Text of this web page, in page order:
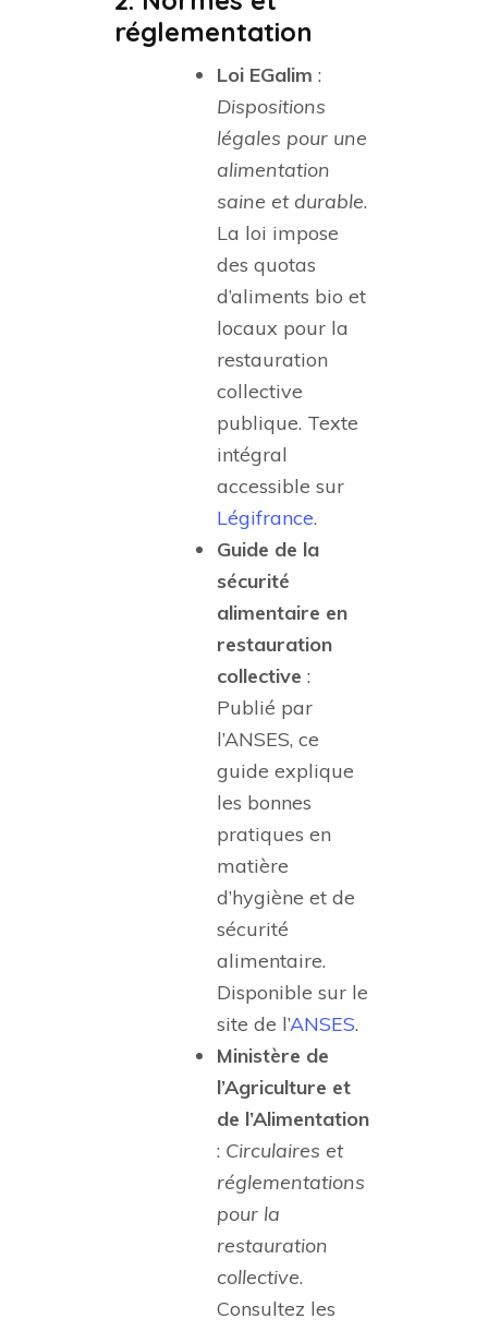
réglementation
Loi EGalim :
Dispositions
légales pour une
alimentation
saine et durable.
La loi impose
des quotas
d’aliments bio et
locaux pour la
restauration
collective
publique. Texte
intégral
accessible sur
Légifrance.
Guide de la
sécurité
alimentaire en
restauration
collective :
Publié par
l’ANSES, ce
guide explique
les bonnes
pratiques en
matière
d’hygiène et de
sécurité
alimentaire.
Disponible sur le
site de l’ANSES.
Ministère de
l’Agriculture et
de l’Alimentation
: Circulaires et
réglementations
pour la
restauration
collective.
Consultez les